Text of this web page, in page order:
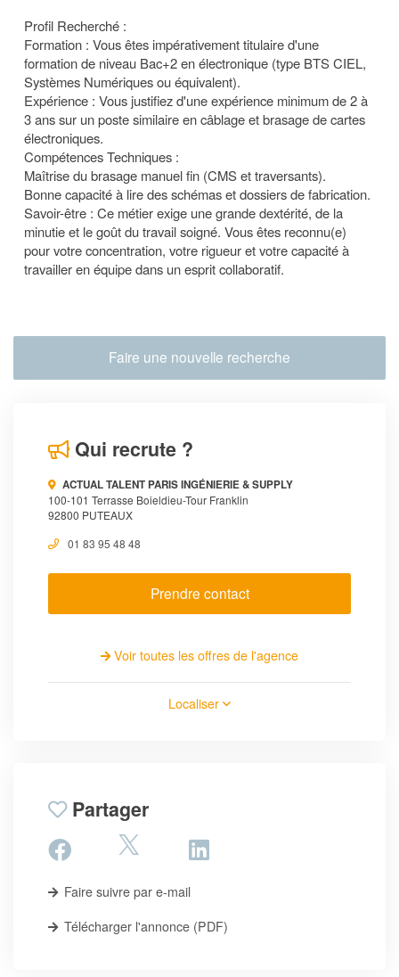
Profil Recherché :
Formation : Vous êtes impérativement titulaire d'une
formation de niveau Bac+2 en électronique (type BTS CIEL,
Systèmes Numériques ou équivalent).
Expérience : Vous justifiez d'une expérience minimum de 2 à
3 ans sur un poste similaire en câblage et brasage de cartes
électroniques.
Compétences Techniques :
Maîtrise du brasage manuel fin (CMS et traversants).
Bonne capacité à lire des schémas et dossiers de fabrication.
Savoir-être : Ce métier exige une grande dextérité, de la
minutie et le goût du travail soigné. Vous êtes reconnu(e)
pour votre concentration, votre rigueur et votre capacité à
travailler en équipe dans un esprit collaboratif.
Faire une nouvelle recherche
Qui recrute ?
ACTUAL TALENT PARIS INGÉNIERIE & SUPPLY
100-101 Terrasse Boieldieu-Tour Franklin
92800 PUTEAUX
01 83 95 48 48
Prendre contact
Voir toutes les offres de l'agence
Localiser
Partager
Faire suivre par e-mail
Télécharger l'annonce (PDF)